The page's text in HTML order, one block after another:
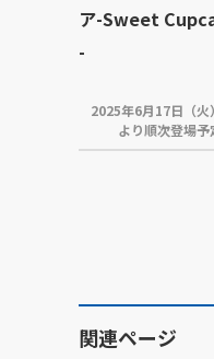
ア-Sweet
-
2025年6月17日（火）
より順次登場予
関連ページ